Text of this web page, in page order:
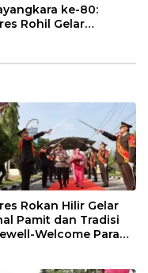
ke-80:
Rohil Gelar
Rokan Hilir Gelar
Pamit dan Tradisi
Welcome Parade